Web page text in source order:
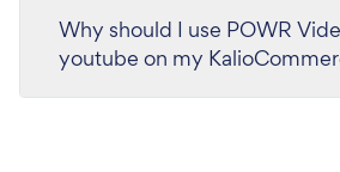
Why should I use POWR
youtube on my